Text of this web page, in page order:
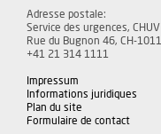
Adresse postale:
Service des urgences, CHUV
Rue du Bugnon 46, CH-
+41 21 314 1111
Impressum
Informations juridiques
Plan du site
Formulaire de contact